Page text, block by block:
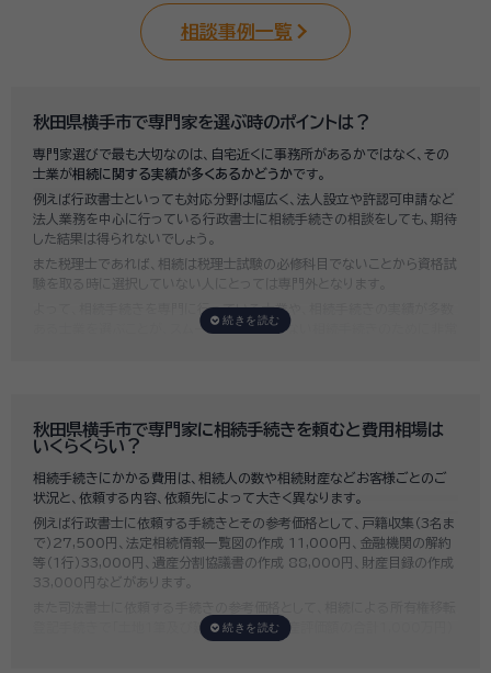
相談事例一覧
秋田県横手市で専門家を選ぶ時のポイントは？
専門家選びで最も大切なのは、自宅近くに事務所があるかではなく、その
士業が相続に関する実績が多くあるかどうかです。
例えば行政書士といっても対応分野は幅広く、法人設立や許認可申請など
法人業務を中心に行っている行政書士に相続手続きの相談をしても、期待
した結果は得られないでしょう。
また税理士であれば、相続は税理士試験の必修科目でないことから資格試
験を取る時に選択していない人にとっては専門外となります。
よって、相続手続きを専門に行っている士業や、相続手続きの実績が多数
ある士業を選ぶことが、スムーズで間違いのない相続手続きのために非常
秋田県横手市で専門家に相続手続きを頼むと費用相場は
いくらくらい？
相続手続きにかかる費用は、相続人の数や相続財産などお客様ごとのご
状況と、依頼する内容、依頼先によって大きく異なります。
例えば行政書士に依頼する手続きとその参考価格として、戸籍収集（3名ま
で）27,500円、法定相続情報一覧図の作成 11,000円、金融機関の解約
等（1行）33,000円、遺産分割協議書の作成 88,000円、財産目録の作成
33,000円などがあります。
登記手続きで「土地1筆及び建物1棟（固定資産評価額の合計1,000万円）